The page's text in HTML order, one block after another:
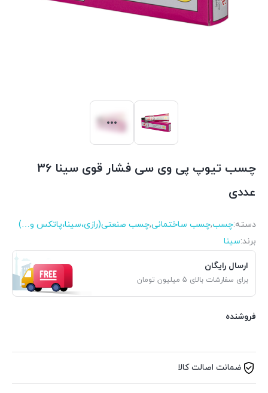
چسب تیوپ پی وی سی فشار قوی سینا 36
عددی
دسته:چسب,چسب ساختمانی,چسب صنعتی(رازی،سینا،پاتکس و…)
برند:سینا
ارسال رایگان
برای سفارشات بالای 5 میلیون تومان
فروشنده
ضمانت اصالت کالا